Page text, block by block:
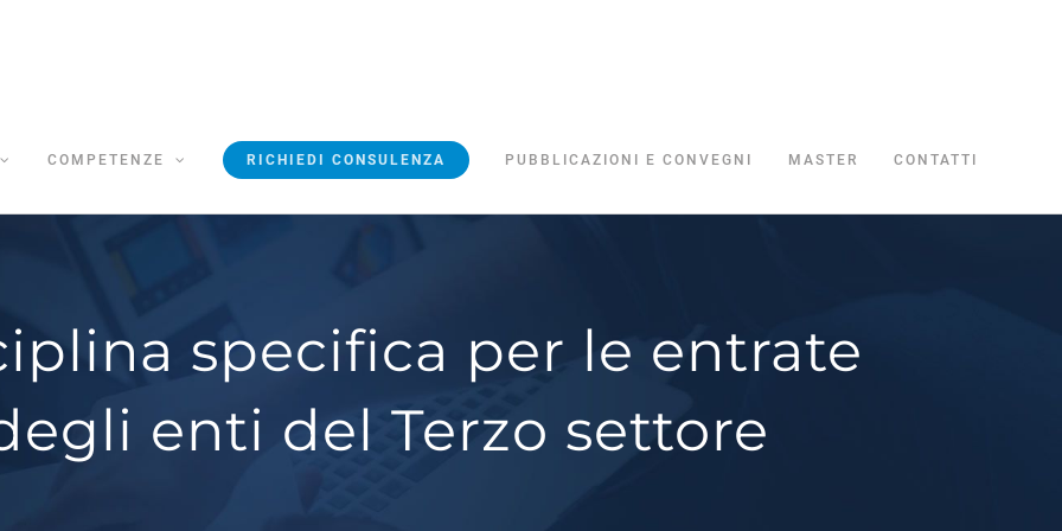
COMPETENZE RICHIEDI CONSULENZA PUBBLICAZIONI E CONVEGNI MASTER CONTATTI
specifica per le entrate
enti del Terzo settore